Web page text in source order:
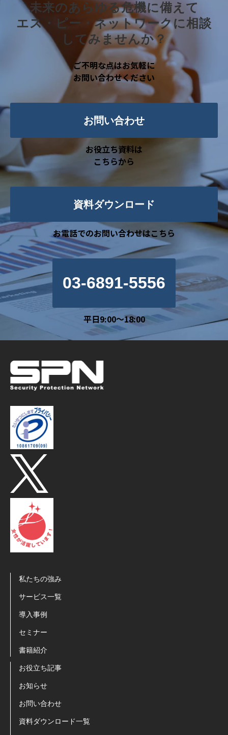
未来のあらゆる危機に備えて
エス・ピー・ネットワークに相談
してみませんか？
ご不明な点はお気軽に
お問い合わせください
お問い合わせ
お役立ち資料は
こちらから
資料ダウンロード
お電話でのお問い合わせはこちら
03-6891-5556
平日9:00～18:00
私たちの強み
サービス一覧
導入事例
セミナー
書籍紹介
お役立ち記事
お知らせ
お問い合わせ
資料ダウンロード一覧